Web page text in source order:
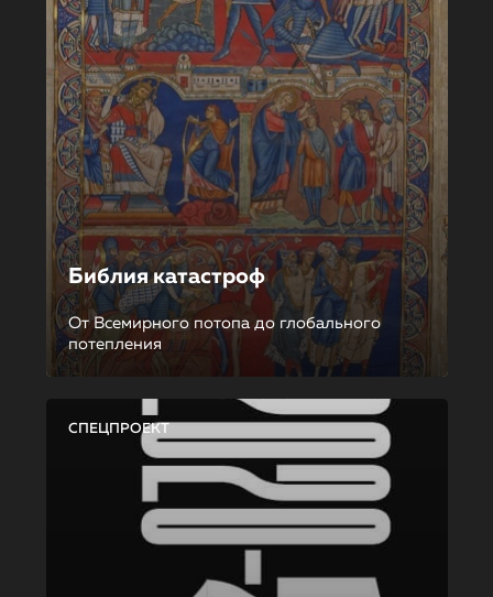
Библия катастроф
От Всемирного потопа до глобального
потепления
СПЕЦПРОЕКТ